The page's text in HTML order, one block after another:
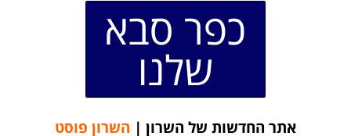
כפר סבא
שלנו
אתר החדשות של השרון | השרון פוסט